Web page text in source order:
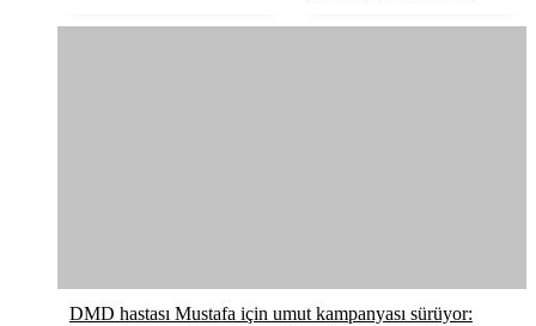
DMD hastası Mustafa için umut kampanyası sürüyor: